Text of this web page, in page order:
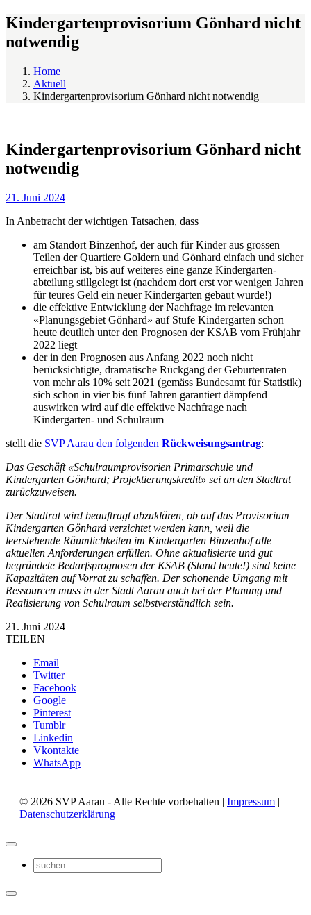
Kindergartenprovisorium Gönhard nicht
notwendig
Home
Aktuell
Kindergartenprovisorium Gönhard nicht notwendig
Kindergartenprovisorium Gönhard nicht
notwendig
21. Juni 2024
In Anbetracht der wichtigen Tatsachen, dass
am Standort Binzenhof, der auch für Kinder aus grossen
Teilen der Quartiere Goldern und Gönhard einfach und sicher
erreichbar ist, bis auf weiteres eine ganze Kindergarten­
abteilung stillgelegt ist (nachdem dort erst vor wenigen Jahren
für teures Geld ein neuer Kindergarten gebaut wurde!)
die effektive Entwicklung der Nachfrage im relevanten
«Planungsgebiet Gönhard» auf Stufe Kindergarten schon
heute deutlich unter den Prognosen der KSAB vom Frühjahr
2022 liegt
der in den Prognosen aus Anfang 2022 noch nicht
berücksichtigte, dramatische Rückgang der Geburtenraten
von mehr als 10% seit 2021 (gemäss Bundesamt für Statistik)
sich schon in vier bis fünf Jahren garantiert dämpfend
auswirken wird auf die effektive Nachfrage nach
Kindergarten- und Schulraum
stellt die SVP Aarau den folgenden Rückweisungsantrag:
Das Geschäft «Schulraumprovisorien Primarschule und
Kindergarten Gönhard; Projektierungskredit» sei an den Stadtrat
zurückzuweisen.
Der Stadtrat wird beauftragt abzuklären, ob auf das Provisorium
Kindergarten Gönhard ver­zichtet werden kann, weil die
leerstehende Räumlichkeiten im Kindergarten Binzenhof alle
aktuellen Anforderungen erfüllen. Ohne aktualisierte und gut
begründete Bedarfs­prognosen der KSAB (Stand heute!) sind keine
Kapazitäten auf Vorrat zu schaffen. Der schonende Umgang mit
Ressourcen muss in der Stadt Aarau auch bei der Planung und
Realisierung von Schul­raum selbstverständlich sein.
21. Juni 2024
TEILEN
Email
Twitter
Facebook
Google +
Pinterest
Tumblr
Linkedin
Vkontakte
WhatsApp
© 2026 SVP Aarau - Alle Rechte vorbehalten | Impressum |
Datenschutzerklärung